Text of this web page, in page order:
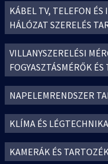
KÁBEL TV, TELEFON
HÁLÓZAT SZERELÉS
VILLANYSZERELÉSI
FOGYASZTÁSMÉRŐK
NAPELEMRENDSZER
KLÍMA ÉS LÉGTECHNIKA
KAMERÁK ÉS